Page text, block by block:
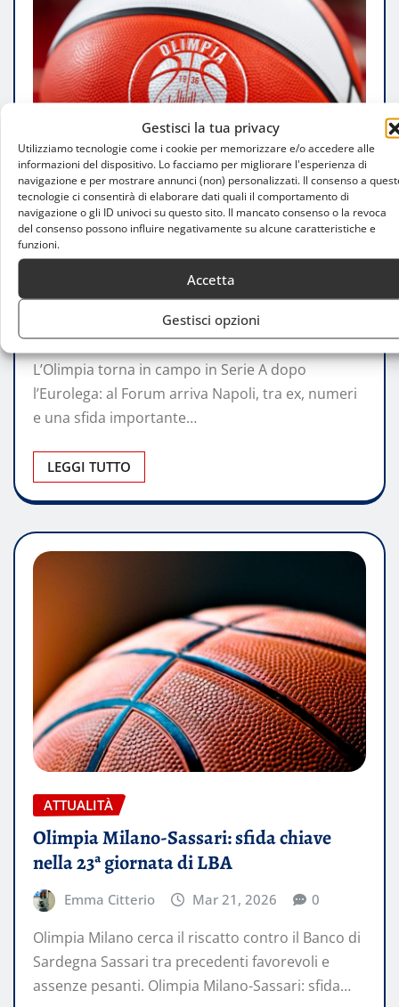
Gestisci la tua privacy
Utilizziamo tecnologie come i cookie per memorizzare e/o accedere alle
informazioni del dispositivo. Lo facciamo per migliorare l'esperienza di
navigazione e per mostrare annunci (non) personalizzati. Il consenso a
tecnologie ci consentirà di elaborare dati quali il comportamento di
navigazione o gli ID univoci su questo sito. Il mancato consenso o la revoca
del consenso possono influire negativamente su alcune caratteristiche e
funzioni.
Accetta
Gestisci opzioni
ATTUALITÀ
Milano-Napoli: orario, precedenti e dove
vederla in tv e streaming
Andrea De Capitani Apr 19, 2026
L’Olimpia torna in campo in Serie A dopo
l’Eurolega: al Forum arriva Napoli, tra ex, numeri
e una sfida importante…
LEGGI TUTTO
ATTUALITÀ
Olimpia Milano-Sassari: sfida chiave
nella 23ª giornata di LBA
Emma Citterio Mar 21, 2026 0
Olimpia Milano cerca il riscatto contro il Banco di
Sardegna Sassari tra precedenti favorevoli e
assenze pesanti. Olimpia Milano-Sassari: sfida…